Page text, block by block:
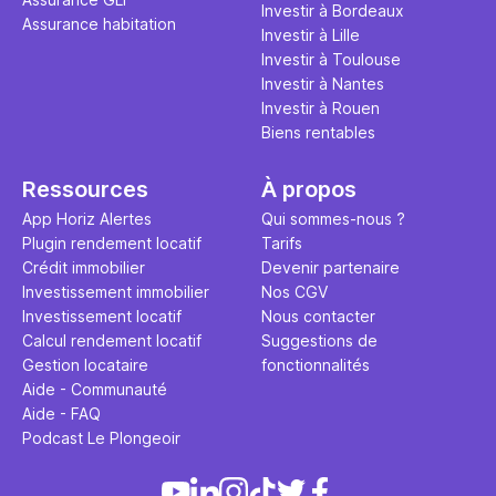
Assurance habitation
Investir à Bordeaux
Investir à Lille
Investir à Toulouse
Investir à Nantes
Investir à Rouen
Biens rentables
Ressources
App Horiz Alertes
Plugin rendement locatif
Crédit immobilier
Investissement immobilier
Investissement locatif
Calcul rendement locatif
Gestion locataire
Aide - Communauté
Aide - FAQ
Podcast Le Plongeoir
À propos
Qui sommes-nous ?
Tarifs
Devenir partenaire
Nos CGV
Nous contacter
Suggestions de
fonctionnalités